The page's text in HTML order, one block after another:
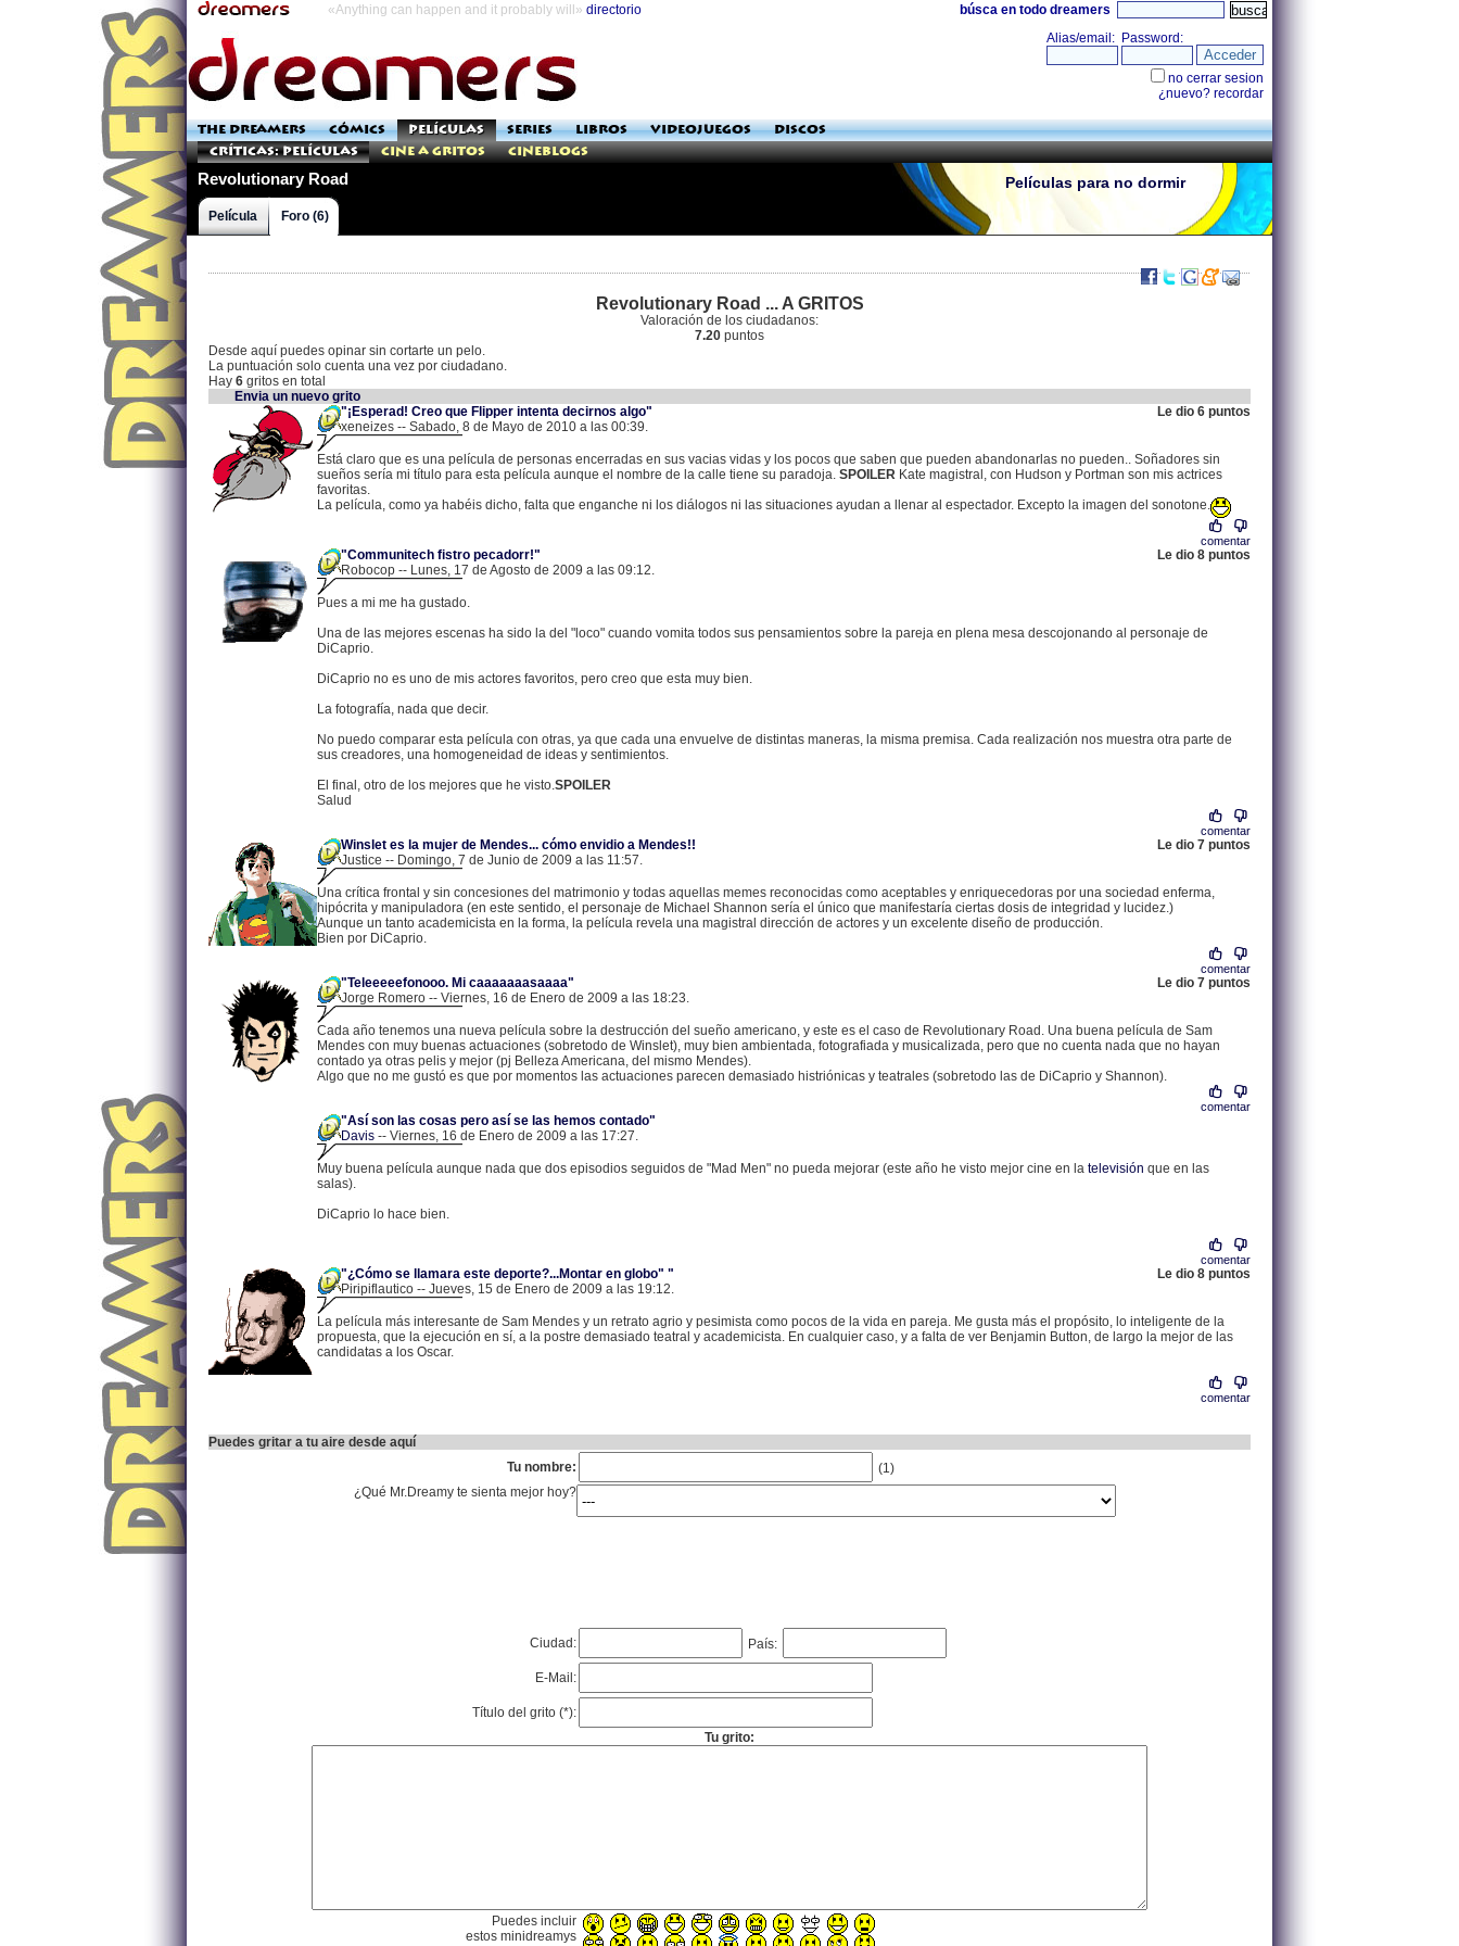
«Anything can happen and it probably will» directorio búsca en todo dreamers
THE DREAMERS CÓMICS PELÍCULAS SERIES LIBROS VIDEOJUEGOS
DISCOS
Críticas: Películas
Cine a Gritos Cineblogs
Revolutionary Road Películas para no dormir
Película Foro (6)
Revolutionary Road ... A GRITOS
Valoración de los ciudadanos:
7.20 puntos
Desde aquí puedes opinar sin cortarte un pelo.
La puntuación solo cuenta una vez por ciudadano.
Hay 6 gritos en total
Envia un nuevo grito
"¡Esperad! Creo que Flipper intenta decirnos algo"
Le dio 6 puntos
xeneizes -- Sabado, 8 de Mayo de 2010 a las 00:39.
Está claro que es una película de personas encerradas en sus vacias vidas y los pocos que saben que pueden abandonarlas no pueden.. Soñadores sin
sueños sería mi título para esta película aunque el nombre de la calle tiene su paradoja. SPOILER Kate magistral, con Hudson y Portman son mis actrices
favoritas.
La película, como ya habéis dicho, falta que enganche ni los diálogos ni las situaciones ayudan a llenar al espectador. Excepto la imagen del sonotone.
comentar
"Communitech fistro pecadorr!"
Le dio 8 puntos
Robocop -- Lunes, 17 de Agosto de 2009 a las 09:12.
Pues a mi me ha gustado.
Una de las mejores escenas ha sido la del "loco" cuando vomita todos sus pensamientos sobre la pareja en plena mesa descojonando al personaje de
DiCaprio.
DiCaprio no es uno de mis actores favoritos, pero creo que esta muy bien.
La fotografía, nada que decir.
No puedo comparar esta película con otras, ya que cada una envuelve de distintas maneras, la misma premisa. Cada realización nos muestra otra parte de
sus creadores, una homogeneidad de ideas y sentimientos.
El final, otro de los mejores que he visto.SPOILER
Salud
comentar
Winslet es la mujer de Mendes... cómo envidio a Mendes!!
Le dio 7 puntos
Justice -- Domingo, 7 de Junio de 2009 a las 11:57.
Una crítica frontal y sin concesiones del matrimonio y todas aquellas memes reconocidas como aceptables y enriquecedoras por una sociedad enferma,
hipócrita y manipuladora (en este sentido, el personaje de Michael Shannon sería el único que manifestaría ciertas dosis de integridad y lucidez.)
Aunque un tanto academicista en la forma, la película revela una magistral dirección de actores y un excelente diseño de producción.
Bien por DiCaprio.
comentar
"Teleeeeefonooo. Mi caaaaaaasaaaa"
Le dio 7 puntos
Jorge Romero -- Viernes, 16 de Enero de 2009 a las 18:23.
Cada año tenemos una nueva película sobre la destrucción del sueño americano, y este es el caso de Revolutionary Road. Una buena película de Sam
Mendes con muy buenas actuaciones (sobretodo de Winslet), muy bien ambientada, fotografiada y musicalizada, pero que no cuenta nada que no hayan
contado ya otras pelis y mejor (pj Belleza Americana, del mismo Mendes).
Algo que no me gustó es que por momentos las actuaciones parecen demasiado histriónicas y teatrales (sobretodo las de DiCaprio y Shannon).
comentar
"Así son las cosas pero así se las hemos contado"
Davis -- Viernes, 16 de Enero de 2009 a las 17:27.
Muy buena película aunque nada que dos episodios seguidos de "Mad Men" no pueda mejorar (este año he visto mejor cine en la televisión que en las
salas).
DiCaprio lo hace bien.
comentar
"¿Cómo se llamara este deporte?...Montar en globo" "
Le dio 8 puntos
Piripiflautico -- Jueves, 15 de Enero de 2009 a las 19:12.
La película más interesante de Sam Mendes y un retrato agrio y pesimista como pocos de la vida en pareja. Me gusta más el propósito, lo inteligente de la
propuesta, que la ejecución en sí, a la postre demasiado teatral y academicista. En cualquier caso, y a falta de ver Benjamin Button, de largo la mejor de las
candidatas a los Oscar.
comentar
Puedes gritar a tu aire desde aquí
Tu nombre:
(1)
¿Qué Mr.Dreamy te sienta mejor hoy?
Ciudad: País:
E-Mail:
Título del grito (*):
Tu grito:
Puedes incluir
estos minidreamys